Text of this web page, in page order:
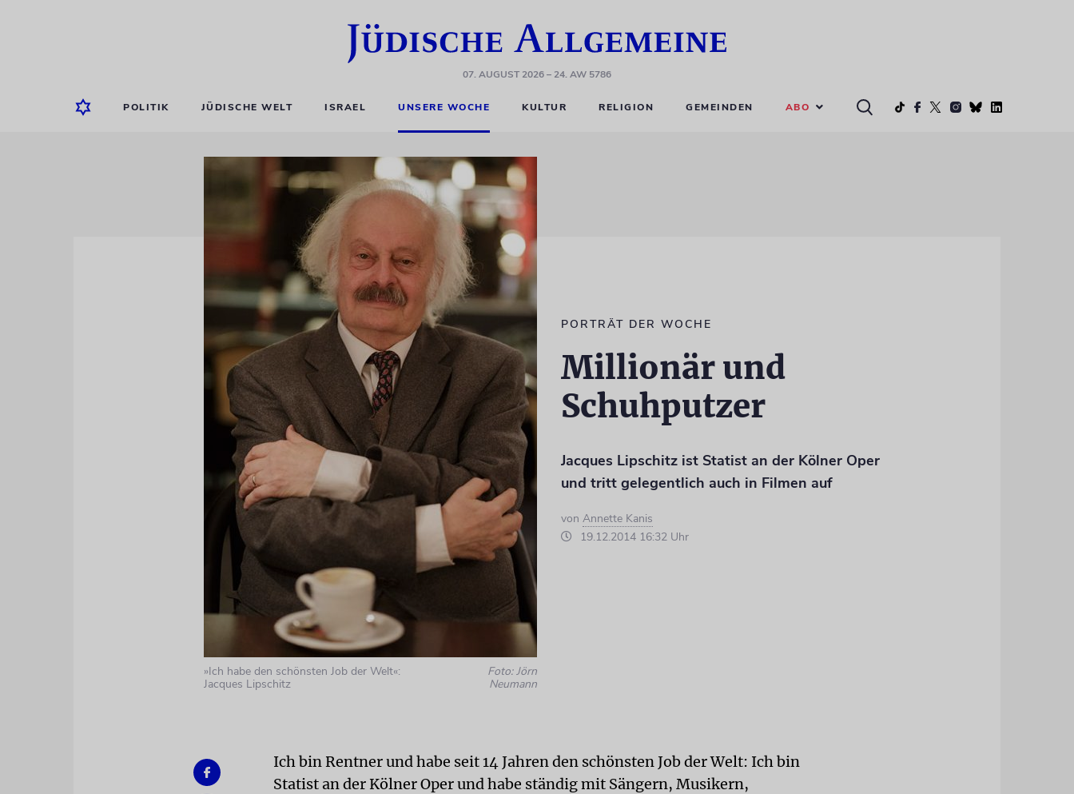
07. AUGUST 2026– 24. AW 5786
POLITIK JÜDISCHE WELT ISRAEL UNSERE WOCHE KULTUR RELIGION GEMEINDEN ABO
»Ich habe den schönsten Job der Welt«:
Jacques Lipschitz
Foto: Jörn
Neumann
PORTRÄT DER WOCHE
Millionär und
Schuhputzer
Jacques Lipschitz ist Statist an der Kölner Oper
und tritt gelegentlich auch in Filmen auf
von Annette Kanis
19.12.2014 16:32 Uhr
Ich bin Rentner und habe seit 14 Jahren den schönsten Job der Welt: Ich bin
Statist an der Kölner Oper und habe ständig mit Sängern, Musikern,